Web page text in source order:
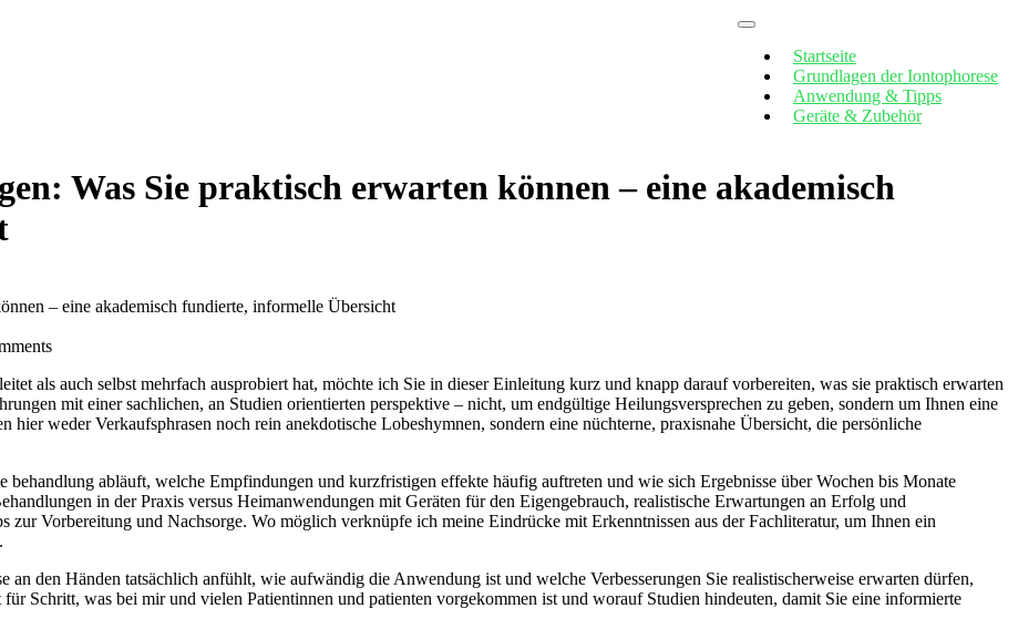
Startseite
Grundlagen der Iontophorese
Anwendung & Tipps
Geräte & Zubehör
Was Sie praktisch erwarten können – eine akademisch
als auch selbst mehrfach ausprobiert hat, möchte ich Sie in dieser Einleitung kurz und knapp darauf vorbereiten, was sie praktisch erwarten
mit einer sachlichen, an Studien orientierten ‍perspektive – ⁣nicht, um endgültige Heilungsversprechen zu geben, sondern um ‍Ihnen eine
hier weder Verkaufsphrasen noch rein anekdotische ‍Lobeshymnen, sondern eine nüchterne, ⁤praxisnahe Übersicht, die‌ persönliche​
abläuft, ​welche‍ Empfindungen und kurzfristigen effekte häufig auftreten und wie sich Ergebnisse über Wochen bis Monate
in der Praxis versus Heimanwendungen ⁤mit Geräten für den Eigengebrauch, realistische Erwartungen ‍an Erfolg und
Vorbereitung und Nachsorge. ⁤Wo möglich verknüpfe ich meine⁣ Eindrücke mit Erkenntnissen aus der Fachliteratur, um ‌Ihnen ein
an⁤ den Händen tatsächlich anfühlt, ⁣wie aufwändig die‍ Anwendung ist und welche Verbesserungen Sie realistischerweise erwarten ⁤dürfen,
Schritt, was‌ bei ⁤mir und vielen Patientinnen ⁤und patienten vorgekommen​ ist und worauf Studien hindeuten, damit Sie eine informierte